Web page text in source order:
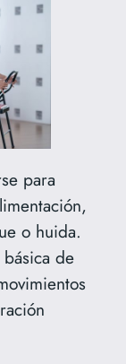
para
o huida.
de